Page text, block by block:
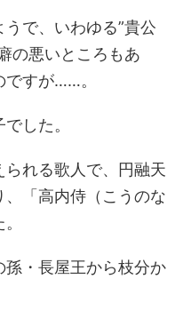
で、いわゆる”貴公
の悪いところもあ
ですが……。
した。
れる歌人で、円融天
「高内侍（こうのな
・長屋王から枝分か